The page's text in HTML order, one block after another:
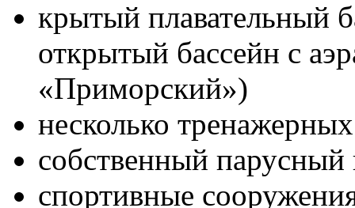
крытый плавательный
открытый бассейн с
«Приморский»)
несколько
собственный парусный
спортивные